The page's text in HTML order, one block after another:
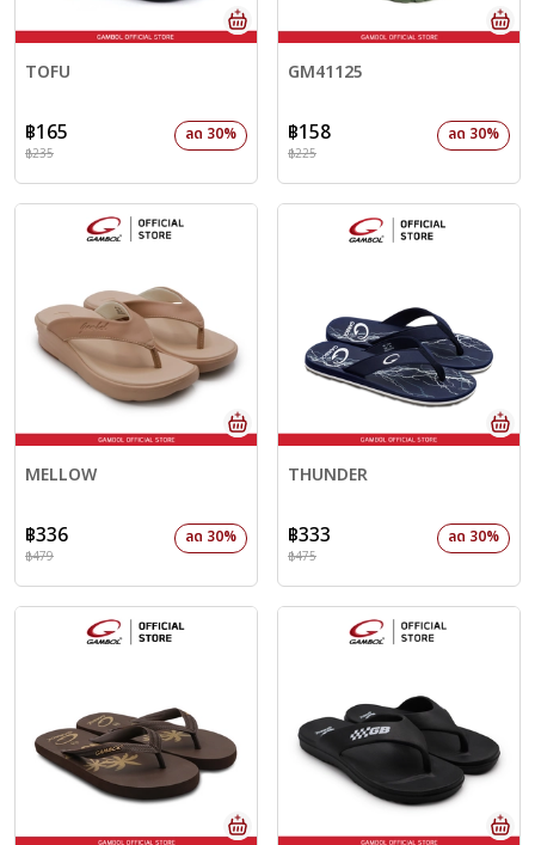
TOFU
฿165 ลด 30%
฿235
GM41125
฿158 ลด 30%
฿225
MELLOW
฿336 ลด 30%
฿479
THUNDER
฿333 ลด 30%
฿475